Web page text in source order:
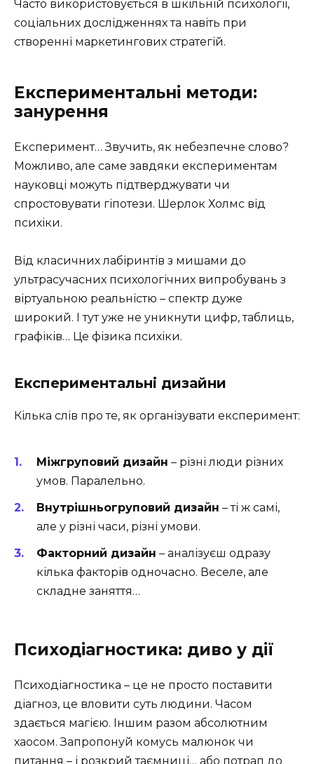
Часто використовується в шкільній психології,
соціальних дослідженнях та навіть при
створенні маркетингових стратегій.
Експериментальні методи:
занурення
Експеримент… Звучить, як небезпечне слово?
Можливо, але саме завдяки експериментам
науковці можуть підтверджувати чи
спростовувати гіпотези. Шерлок Холмс від
психіки.
Від класичних лабіринтів з мишами до
ультрасучасних психологічних випробувань з
віртуальною реальністю – спектр дуже
широкий. І тут уже не уникнути цифр, таблиць,
графіків… Це фізика психіки.
Експериментальні дизайни
Кілька слів про те, як організувати експеримент:
Міжгруповий дизайн – різні люди різних
умов. Паралельно.
Внутрішньогруповий дизайн – ті ж самі,
але у різні часи, різні умови.
Факторний дизайн – аналізуєш одразу
кілька факторів одночасно. Веселе, але
складне заняття…
Психодіагностика: диво у дії
Психодіагностика – це не просто поставити
діагноз, це вловити суть людини. Часом
здається магією. Іншим разом абсолютним
хаосом. Запропонуй комусь малюнок чи
питання – і розкрий таємниці… або потрап до